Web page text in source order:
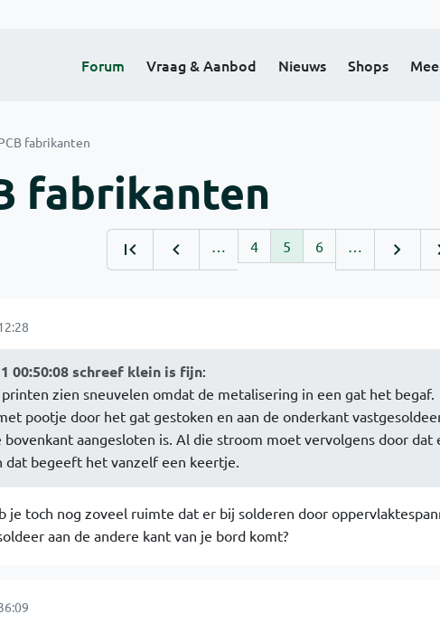
Forum Vraag & Aanbod Nieuws Shops
fabrikanten
fabrikanten
… 4 5 6 …
00:50:08 schreef klein is fijn:
zien sneuvelen omdat de metalisering in een gat het begaf.
pootje door het gat gestoken en aan de onderkant
bovenkant aangesloten is. Al die stroom moet vervolgens door dat
dat begeeft het vanzelf een keertje.
je toch nog zoveel ruimte dat er bij solderen door
aan de andere kant van je bord komt?